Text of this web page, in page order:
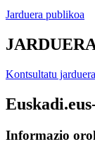
Jarduera publikoa
Kontsultatu
Informazio